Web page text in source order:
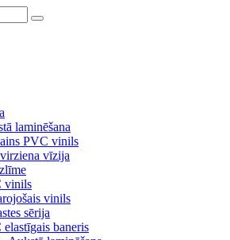
laminēšana
PVC vinils
vīzija
vinils
vinils
sērija
baneris